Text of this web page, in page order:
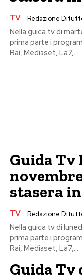
TV Redazione
Nella guida tv di
prima parte i
Rai, Mediaset, La7,...
Guida Tv
novembre
stasera
TV Redazione
Nella guida tv di
prima parte i
Rai, Mediaset, La7,...
Guida Tv